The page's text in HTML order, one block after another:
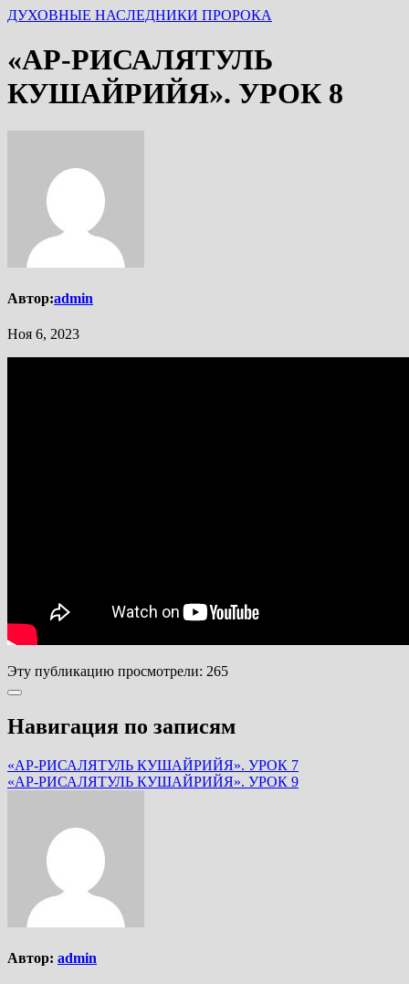
ДУХОВНЫЕ НАСЛЕДНИКИ ПРОРОКА
«АР-РИСАЛЯТУЛЬ
КУШАЙРИЙЯ». УРОК 8
Автор:admin
Ноя 6, 2023
Эту публикацию просмотрели: 265
Навигация по записям
«АР-РИСАЛЯТУЛЬ КУШАЙРИЙЯ». УРОК 7
«АР-РИСАЛЯТУЛЬ КУШАЙРИЙЯ». УРОК 9
Автор: admin